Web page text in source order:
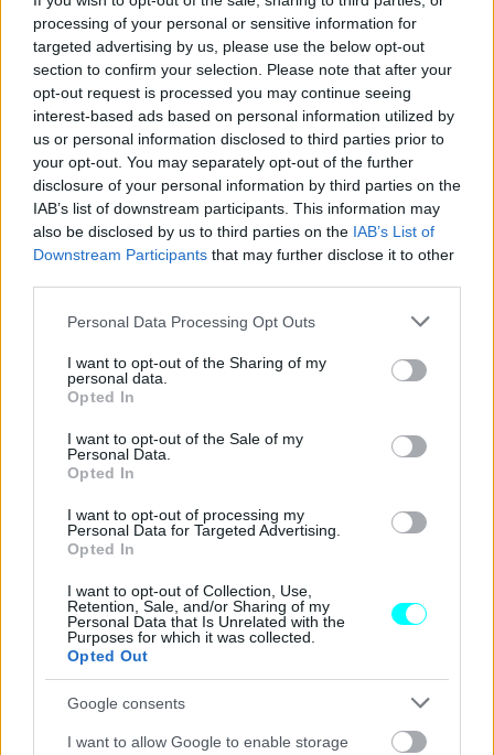
processing of your personal or sensitive information for
targeted advertising by us, please use the below opt-out
section to confirm your selection. Please note that after your
opt-out request is processed you may continue seeing
interest-based ads based on personal information utilized by
us or personal information disclosed to third parties prior to
your opt-out. You may separately opt-out of the further
disclosure of your personal information by third parties on the
IAB’s list of downstream participants. This information may
also be disclosed by us to third parties on the IAB’s List of
Downstream Participants that may further disclose it to other
Please note that this website/app uses one or more Google
not limited to your visit or usage behaviour. You may click to
grant or deny consent to Google and its third-party tags to
use your data for below specified purposes in below Google
consent section.
Personal Data Processing Opt Outs
I want to opt-out of the Sharing of my
personal data.
Opted In
I want to opt-out of the Sale of my
Personal Data.
Opted In
I want to opt-out of processing my
Personal Data for Targeted Advertising.
Opted In
I want to opt-out of Collection, Use,
Retention, Sale, and/or Sharing of my
Personal Data that Is Unrelated with the
Purposes for which it was collected.
Opted Out
Google consents
I want to allow Google to enable storage
Πάνος Σεϊτανίδης, θα μεταφέρει κλίμα και αποκλειστικό
ρεπορτάζ απευθείας από την Ίμολα, ενώ η Μαρία Θωμά θα
μας μεταφέρει ζωντανά το κλίμα από τα Village Cinemas
@ The Mall Athens, όπου θα πραγματοποιηθεί exclusive
live προβολή του Grand Prix.
Όπως πάντα υπάρχει πληθώρα αποκλειστικών
συνεντεύξεων, με τον Lewis Hamilton να αποκαλύπτει
πως ονειρεύεται μία Ferrari που θα δημιουργούσε από
κοινού με την ιταλική εταιρεία, ο επικεφαλής της
Williams,James Vowles, με τονAlex Albon
, μιλούν
στην κάμερα του ΑΝΤ1 για την φετινή δυναμική παρουσία
της ιστορικής ομάδας ενώ τέλος, ο επικεφαλής της
αποκλειστικά στον Πάνο Σεϊτανίδη για αυτό το
μεγαλεπήβολο project.